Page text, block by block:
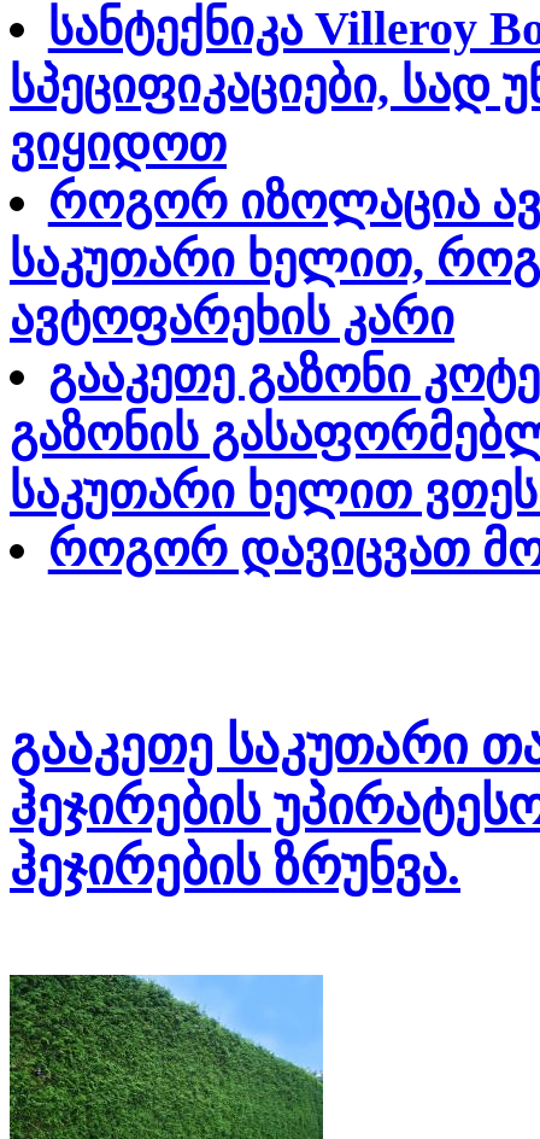
სანტექნიკა Villeroy
სპეციფიკაციები, სად
ვიყიდოთ
როგორ იზოლაცია
საკუთარი ხელით,
ავტოფარეხის კარი
გააკეთე გაზონი
გაზონის
საკუთარი ხელით
როგორ დავიცვათ
გააკეთე საკუთარი
ჰეჯირების
ჰეჯირების ზრუნვა.